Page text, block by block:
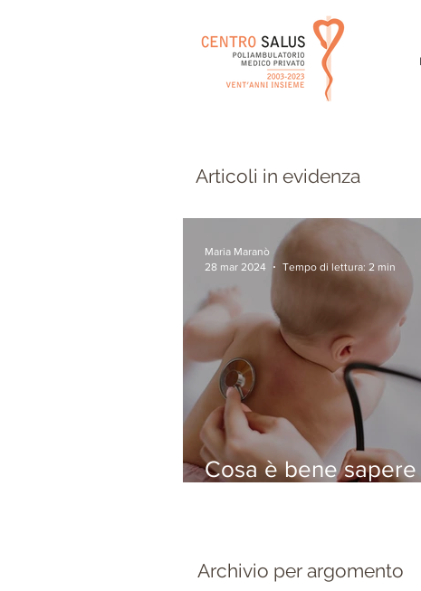
Articoli in evidenza
Cosa è bene sapere
Maria Maranò
28 mar 2024
Tempo di lettura: 2 min
Archivio per argomento